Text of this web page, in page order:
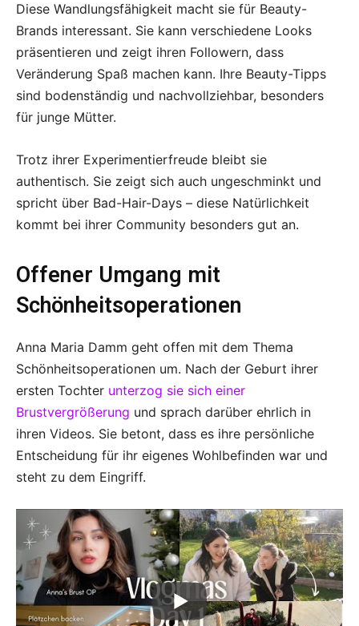
Diese Wandlungsfähigkeit macht sie für Beauty-
Brands interessant. Sie kann verschiedene Looks
präsentieren und zeigt ihren Followern, dass
Veränderung Spaß machen kann. Ihre Beauty-Tipps
sind bodenständig und nachvollziehbar, besonders
für junge Mütter.
Trotz ihrer Experimentierfreude bleibt sie
authentisch. Sie zeigt sich auch ungeschminkt und
spricht über Bad-Hair-Days – diese Natürlichkeit
kommt bei ihrer Community besonders gut an.
Offener Umgang mit
Schönheitsoperationen
Anna Maria Damm geht offen mit dem Thema
Schönheitsoperationen um. Nach der Geburt ihrer
ersten Tochter unterzog sie sich einer
Brustvergrößerung und sprach darüber ehrlich in
ihren Videos. Sie betont, dass es ihre persönliche
Entscheidung für ihr eigenes Wohlbefinden war und
steht zu dem Eingriff.